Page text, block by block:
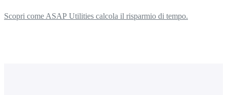
Scopri come ASAP Utilities calcola il risparmio di tempo.